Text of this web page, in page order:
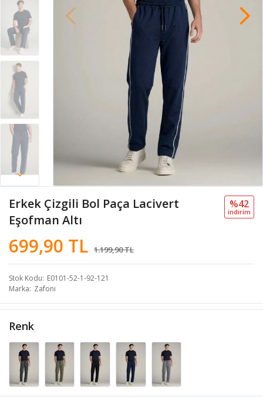
Erkek Çizgili Bol Paça Lacivert
Eşofman Altı
699,90 TL 1.199,90 TL
%42
i̇ndi̇ri̇m
Stok Kodu E0101-52-1-92-121
Marka Zafoni
Renk